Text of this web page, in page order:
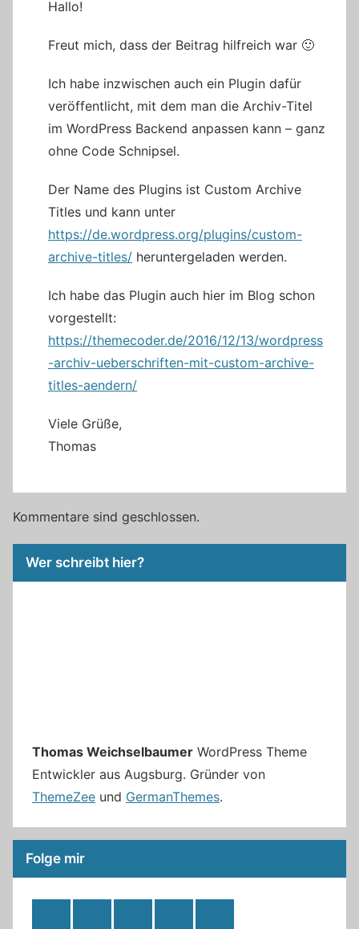
Hallo!
Freut mich, dass der Beitrag hilfreich war 🙂
Ich habe inzwischen auch ein Plugin dafür
veröffentlicht, mit dem man die Archiv-Titel
im WordPress Backend anpassen kann – ganz
ohne Code Schnipsel.
Der Name des Plugins ist Custom Archive
Titles und kann unter
https://de.wordpress.org/plugins/custom-
archive-titles/ heruntergeladen werden.
Ich habe das Plugin auch hier im Blog schon
vorgestellt:
https://themecoder.de/2016/12/13/wordpress
-archiv-ueberschriften-mit-custom-archive-
titles-aendern/
Viele Grüße,
Thomas
Kommentare sind geschlossen.
Wer schreibt hier?
Thomas Weichselbaumer WordPress Theme
Entwickler aus Augsburg. Gründer von
ThemeZee und GermanThemes.
Folge mir